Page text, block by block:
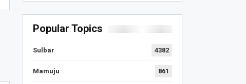
Popular Topics
Sulbar 4382
Mamuju 861